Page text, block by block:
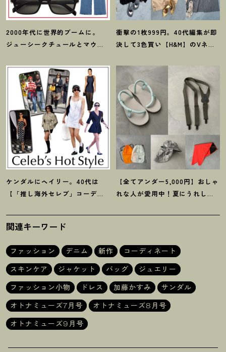
2000年代に世界的ブームに。
ジューシークチュールとマウ
ド】6選
衝撃の1枚999円。40代編集が即
決して3色買い【H&M】のVネッ
3選
ケンダルにヘイリー。40代は
【「推し海外セレブ」コーデ】
デが吉！
【全てアンダー5,000円】おしゃ
れな人が愛用中 ！ 夏にうれしい
小物5選
関連キーワード
ファッション デニム 新作
コーディネート
スキンケア
ジャケット バッグ
ジュエリー
ファッション小物
ドレス 加藤かすみ
サンダル
オトナミューズ7月号
オトナミューズ8月号
オトナミューズ9月号